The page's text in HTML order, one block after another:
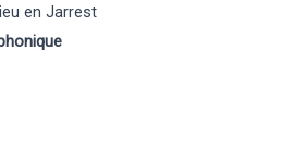
en Jarrest